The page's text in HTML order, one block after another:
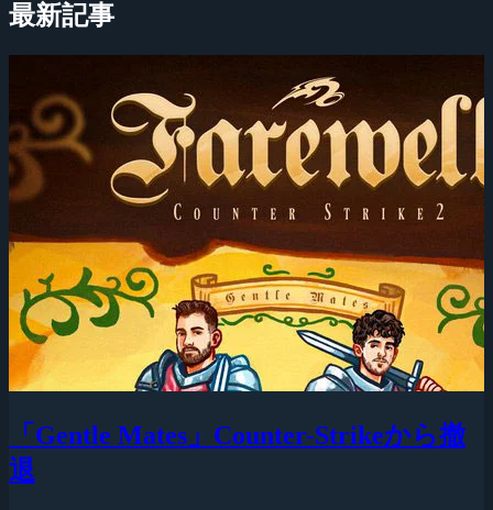
最新記事
「Gentle Mates」Counter-Strikeから撤
退